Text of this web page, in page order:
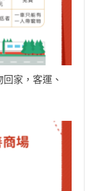
家，客運、